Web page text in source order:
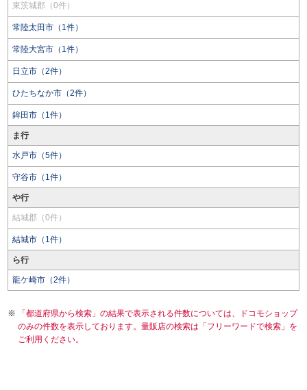
東茨城郡（0件）
常陸太田市（1件）
常陸大宮市（1件）
日立市（2件）
ひたちなか市（2件）
鉾田市（1件）
ま行
水戸市（5件）
守谷市（1件）
や行
結城郡（0件）
結城市（1件）
ら行
龍ケ崎市（2件）
「都道府県から検索」の結果で表示される件数については、ドコモショップ
のみの件数を表示しております。量販店の検索は「フリーワードで検索」を
ご利用ください。